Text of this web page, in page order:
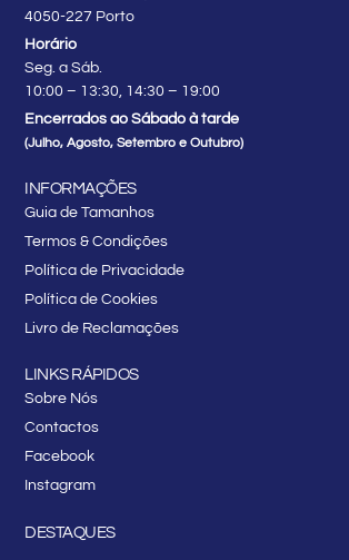
4050-227 Porto
Horário
Seg. a Sáb.
10:00 – 13:30, 14:30 – 19:00
Encerrados ao Sábado à tarde
(Julho, Agosto, Setembro e Outubro)
INFORMAÇÕES
Guia de Tamanhos
Termos & Condições
Política de Privacidade
Política de Cookies
Livro de Reclamações
LINKS RÁPIDOS
Sobre Nós
Contactos
Facebook
Instagram
DESTAQUES